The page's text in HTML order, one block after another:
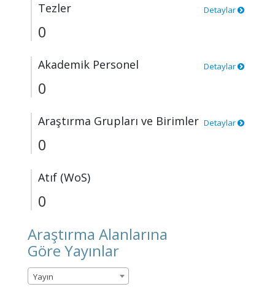
Tezler Detaylar
0
Akademik Personel Detaylar
0
Araştırma Grupları ve Birimler Detaylar
0
Atıf (WoS)
0
Araştırma Alanlarına
Göre Yayınlar
Yayın